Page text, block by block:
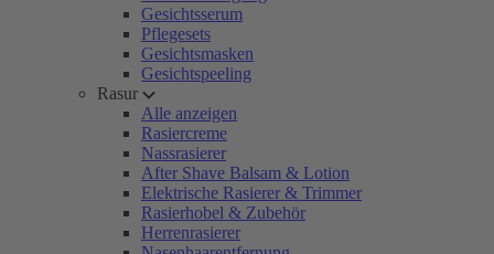
Gesichtsserum
Pflegesets
Gesichtsmasken
Gesichtspeeling
Rasur
Alle anzeigen
Rasiercreme
Nassrasierer
After Shave Balsam & Lotion
Elektrische Rasierer & Trimmer
Rasierhobel & Zubehör
Herrenrasierer